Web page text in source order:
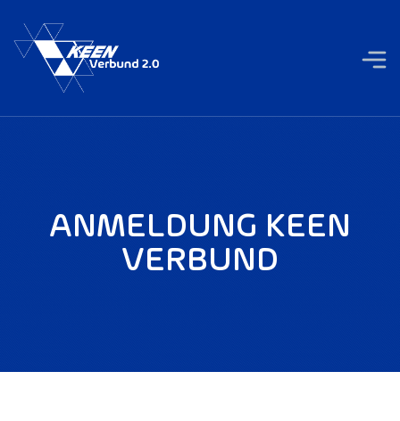
ANMELDUNG KEEN
VERBUND